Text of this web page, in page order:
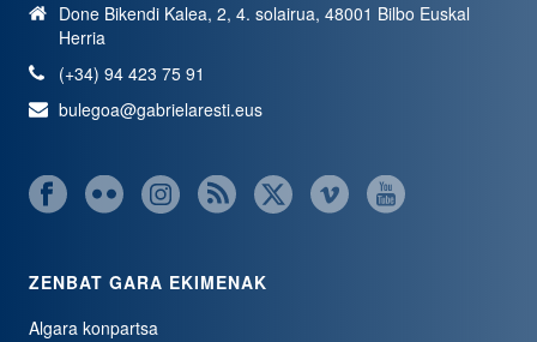
Done Bikendi Kalea, 2, 4. solairua, 48001 Bilbo Euskal
Herria
(+34) 94 423 75 91
bulegoa@gabrielaresti.eus
ZENBAT GARA EKIMENAK
Algara konpartsa